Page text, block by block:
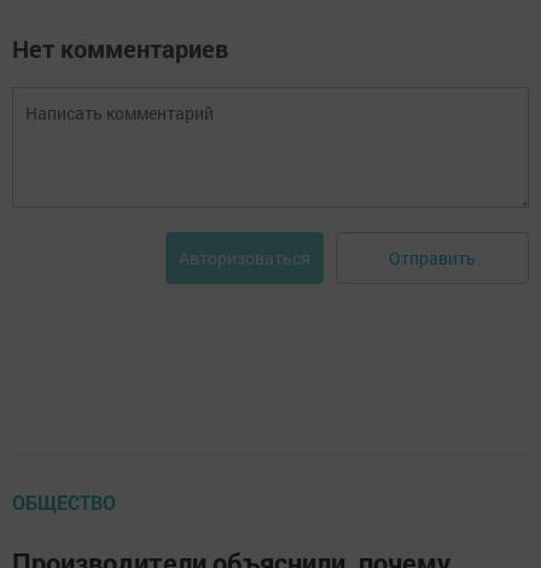
Нет комментариев
Авторизоваться Отправить
ОБЩЕСТВО